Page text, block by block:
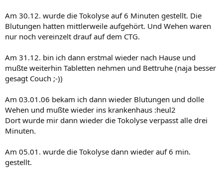
Am 30.12. wurde die Tokolyse auf 6 Minuten gestellt. Die
Blutungen hatten mittlerweile aufgehört. Und Wehen waren
nur noch vereinzelt drauf auf dem CTG.
Am 31.12. bin ich dann erstmal wieder nach Hause und
mußte weiterhin Tabletten nehmen und Bettruhe (naja besser
gesagt Couch ;-))
Am 03.01.06 bekam ich dann wieder Blutungen und dolle
Wehen und mußte wieder ins krankenhaus :heul2
Dort wurde mir dann wieder die Tokolyse verpasst alle drei
Minuten.
Am 05.01. wurde die Tokolyse dann wieder auf 6 min.
gestellt.